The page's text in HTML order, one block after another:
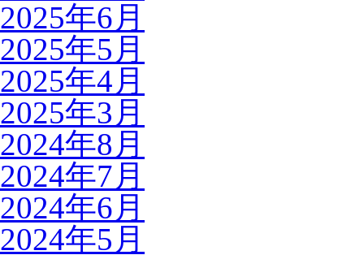
2025年6月
2025年5月
2025年4月
2025年3月
2024年8月
2024年7月
2024年6月
2024年5月